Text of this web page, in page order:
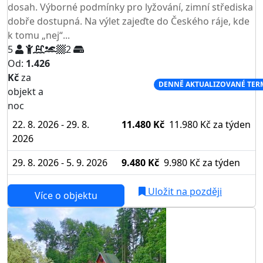
dosah. Výborné podmínky pro lyžování, zimní střediska
dobře dostupná. Na výlet zajeďte do Českého ráje, kde
k tomu „nej“...
5
2
Od: 1.426
Kčza
objekt a
noc
DENNĚ AKTUALIZOVANÉ
22. 8. 2026 - 29. 8.
2026
11.480 Kč 11.980 Kč za týden
29. 8. 2026 - 5. 9. 2026 9.480 Kč 9.980 Kč za týden
Více o objektu Uložit na později